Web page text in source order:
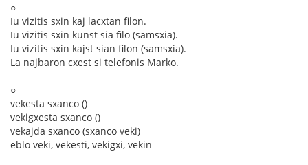
○
Iu vizitis sxin kaj lacxtan filon.
Iu vizitis sxin kunst sia filo (samsxia).
Iu vizitis sxin kajst sian filon (samsxia).
La najbaron cxest si telefonis Marko.
○
vekesta sxanco ()
vekigxesta sxanco ()
vekajda sxanco (sxanco veki)
eblo veki, vekesti, vekigxi, vekin